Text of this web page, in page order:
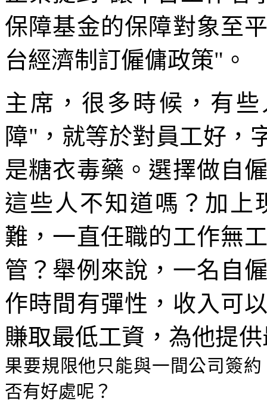
保障基金的保障對象至
台經濟制訂僱傭政策"。
主席，很多時候，有
障"，就等於對員工好，
是糖衣毒藥。選擇做自
這些人不知道嗎？加上
難，一直任職的工作無
管？舉例來說，一名自
作時間有彈性，收入可
賺取最低工資，為他提
果要規限他只能與一間公司簽
否有好處呢？